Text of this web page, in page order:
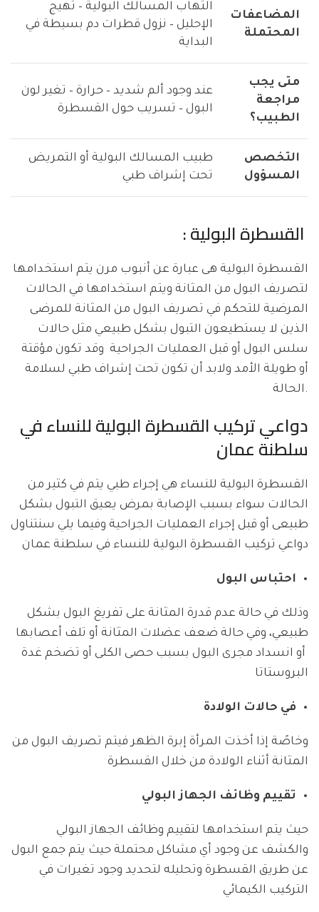
المضاعفات
المحتملة
التهاب المسالك البولية – تهيج
الإحليل – نزول قطرات دم بسيطة في
البداية
متى يجب
مراجعة
الطبيب؟
عند وجود ألم شديد – حرارة – تغير لون
البول – تسريب حول القسطرة
التخصص
المسؤول
طبيب المسالك البولية أو التمريض
تحت إشراف طبي
القسطرة البولية :
القسطرة البولية هى عبارة عن أنبوب مرن يتم استخدامها
لتصريف البول من المثانة ويتم استخدامها في الحالات
المرضية للتحكم في تصريف البول من المثانة للمرضى
الذين لا يستطيعون التبول بشكل طبيعي مثل حالات
سلس البول أو قبل العمليات الجراحية وقد تكون مؤقتة
أو طويلة الأمد ولابد أن تكون تحت إشراف طبي لسلامة
الحالة.
دواعي تركيب القسطرة البولية للنساء في
سلطنة عمان
القسطرة البولية للنساء هي إجراء طبي يتم في كثير من
الحالات سواء بسبب الإصابة بمرض يعيق التبول بشكل
طبيعى أو قبل إجراء العمليات الجراحية وفيما يلي سنتناول
دواعي تركيب القسطرة البولية للنساء في سلطنة عمان
احتباس البول
وذلك في حالة عدم قدرة المثانة على تفريغ البول بشكل
طبيعي، وفي حالة ضعف عضلات المثانة أو تلف أعصابها
أو انسداد مجرى البول بسبب حصى الكلى أو تضخم غدة
البروستاتا
في حالات الولادة
وخاصًة إذا أخذت المرأة إبرة الظهر فيتم تصريف البول من
المثانة أثناء الولادة من خلال القسطرة
تقييم وظائف الجهاز البولي
حيث يتم استخدامها لتقييم وظائف الجهاز البولي
والكشف عن وجود أي مشاكل محتملة حيث يتم جمع البول
عن طريق القسطرة وتحليله لتحديد وجود تغيرات في
التركيب الكيمائي